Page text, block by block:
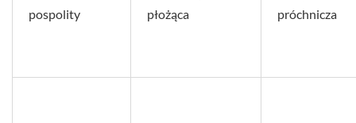
pospolity
płożąca
próchnicza